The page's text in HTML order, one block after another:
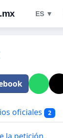
ES ▼
oficiales 2